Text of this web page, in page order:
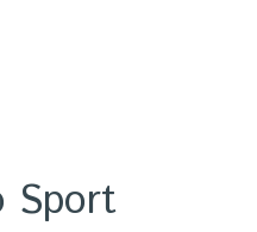
Sport